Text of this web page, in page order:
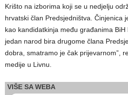
Krišto na izborima koji se u nedjelju
hrvatski član Predsjedništva. Činjenica
kao kandidatkinja među građanima
jedan narod bira drugome člana
dobra, smatramo je čak prijevarnom”,
medije u Livnu.